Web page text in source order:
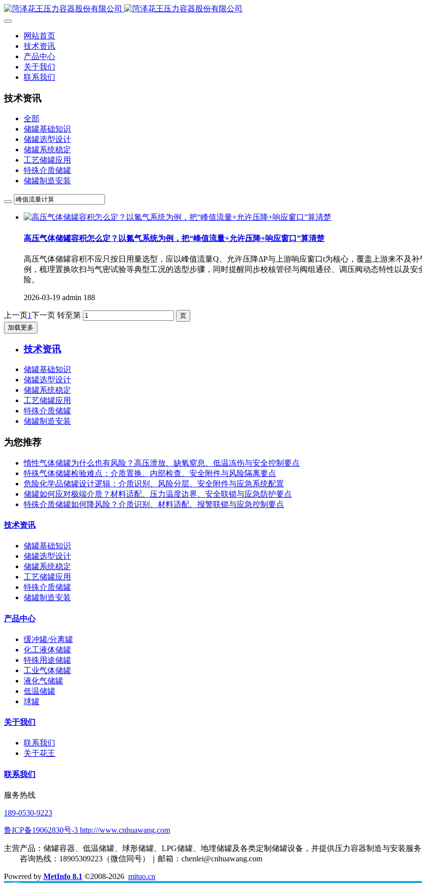
网站首页
技术资讯
产品中心
关于我们
联系我们
技术资讯
全部
储罐基础知识
储罐选型设计
储罐系统稳定
工艺储罐应用
特殊介质储罐
储罐制造安装
高压气体储罐容积怎么定？以氮气系统为例，把“峰值流量+允许压降+响应窗口”算清楚
高压气体储罐容积不应只按日用量选型，应以峰值流量Q、允许压降ΔP与上游响应窗口t为核心，覆盖上游来不及
例，梳理置换吹扫与气密试验等典型工况的选型步骤，同时提醒同步校核管径与阀组通径、调压阀动态特性以及
险。
2026-03-19 admin 188
上一页1下一页 转至第
加载更多
技术资讯
储罐基础知识
储罐选型设计
储罐系统稳定
工艺储罐应用
特殊介质储罐
储罐制造安装
为您推荐
惰性气体储罐为什么也有风险？高压泄放、缺氧窒息、低温冻伤与安全控制要点
特殊气体储罐检验难点：介质置换、内部检查、安全附件与风险隔离要点
危险化学品储罐设计逻辑：介质识别、风险分层、安全附件与应急系统配置
储罐如何应对极端介质？材料适配、压力温度边界、安全联锁与应急防护要点
特殊介质储罐如何降风险？介质识别、材料适配、报警联锁与应急控制要点
技术资讯
储罐基础知识
储罐选型设计
储罐系统稳定
工艺储罐应用
特殊介质储罐
储罐制造安装
产品中心
缓冲罐/分离罐
化工液体储罐
特殊用途储罐
工业气体储罐
液化气储罐
低温储罐
球罐
关于我们
联系我们
关于花王
联系我们
服务热线
189-0530-9223
鲁ICP备19062830号-3 http:///www.cnhuawang.com
主营产品：储罐容器、低温储罐、球形储罐、LPG储罐、地埋储罐及各类定制储罐设备，并提供压力容器制造与安装服务
咨询热线：18905309223（微信同号）｜邮箱： chenlei@cnhuawang.com
Powered by MetInfo 8.1 ©2008-2026 mituo.cn